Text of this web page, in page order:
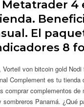
Metatrader 4
El
8
Vorteil von bitcoin gold
Complement es tu tienda
comprar complementos de
sombreros Panamá. ¿Qué